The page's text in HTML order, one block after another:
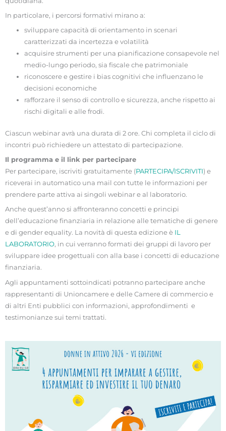
In particolare, i percorsi formativi mirano a:
sviluppare capacità di orientamento in scenari
caratterizzati da incertezza e volatilità
acquisire strumenti per una pianificazione consapevole nel
medio-lungo periodo, sia fiscale che patrimoniale
riconoscere e gestire i bias cognitivi che influenzano le
decisioni economiche
rafforzare il senso di controllo e sicurezza, anche rispetto ai
rischi digitali e alle frodi.
Ciascun webinar avrà una durata di 2 ore. Chi completa il ciclo di
incontri può richiedere un attestato di partecipazione.
Il programma e il link per partecipare
Per partecipare, iscriviti gratuitamente (PARTECIPA/ISCRIVITI) e
riceverai in automatico una mail con tutte le informazioni per
prendere parte attiva ai singoli webinar e al laboratorio.
Anche quest’anno si affronteranno concetti e principi
dell’educazione finanziaria in relazione alle tematiche di genere
e di gender equality. La novità di questa edizione è IL
LABORATORIO, in cui verranno formati dei gruppi di lavoro per
sviluppare idee progettuali con alla base i concetti di educazione
finanziaria.
Agli appuntamenti sottoindicati potranno partecipare anche
rappresentanti di Unioncamere e delle Camere di commercio e
di altri Enti pubblici con informazioni, approfondimenti e
testimonianze sui temi trattati.